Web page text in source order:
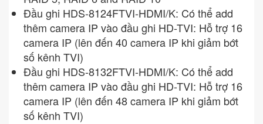
Đầu ghi HDS-8124FTVI-HDMI/K: Có thể add
thêm camera IP vào đầu ghi HD-TVI: Hỗ trợ 16
camera IP (lên đến 40 camera IP khi giảm bớt
số kênh TVI)
Đầu ghi HDS-8132FTVI-HDMI/K: Có thể add
thêm camera IP vào đầu ghi HD-TVI: Hỗ trợ 16
camera IP (lên đến 48 camera IP khi giảm bớt
số kênh TVI)